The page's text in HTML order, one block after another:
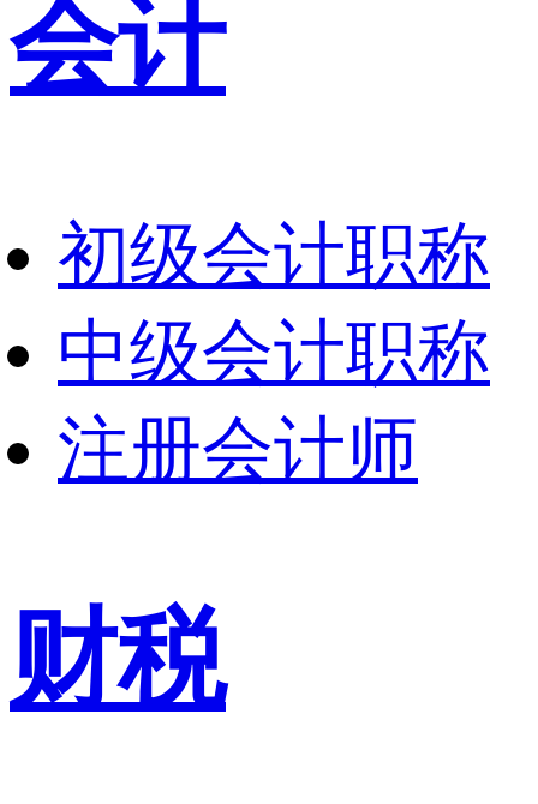
会计
初级会计职称
中级会计职称
注册会计师
财税